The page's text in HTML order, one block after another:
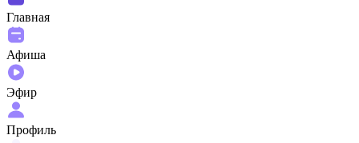
Главная
Афиша
Эфир
Профиль